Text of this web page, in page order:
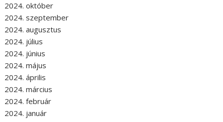
2024. október
2024. szeptember
2024. augusztus
2024. július
2024. június
2024. május
2024. április
2024. március
2024. február
2024. január